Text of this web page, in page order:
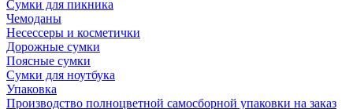
Сумки для пикника
Чемоданы
Несессеры и косметички
Дорожные сумки
Поясные сумки
Сумки для ноутбука
Упаковка
Производство полноцветной самосборной упаковки на заказ